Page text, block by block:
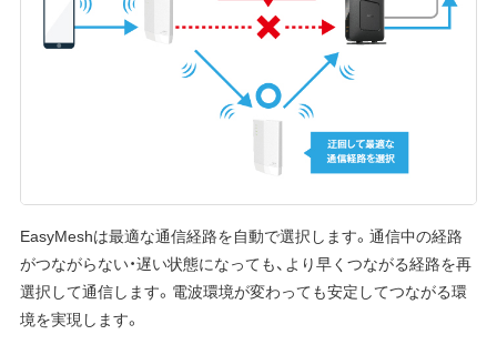
EasyMeshは最適な通信経路を自動で選択します。通信中の経路
がつながらない・遅い状態になっても、より早くつながる経路を再
選択して通信します。電波環境が変わっても安定してつながる環
境を実現します。